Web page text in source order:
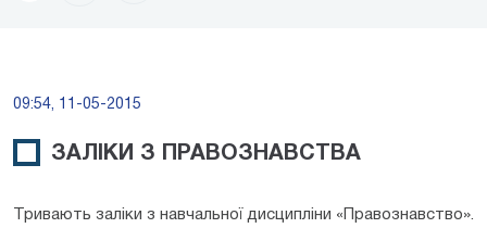
09:54, 11-05-2015
ЗАЛІКИ З ПРАВОЗНАВСТВА
Тривають заліки з навчальної дисципліни «Правознавство».